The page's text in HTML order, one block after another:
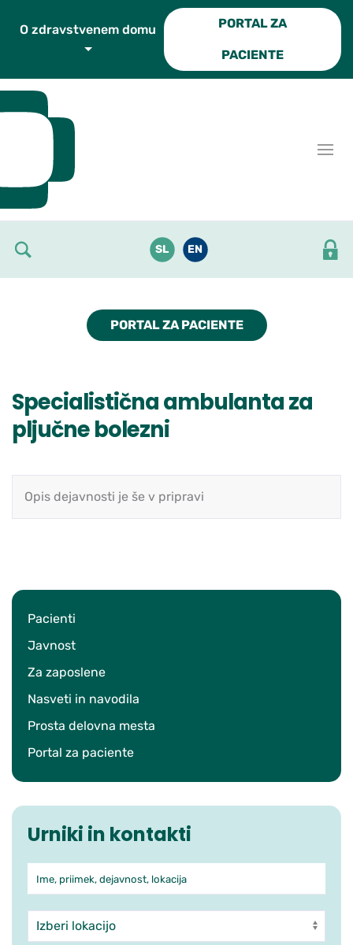
PORTAL ZA
PACIENTE
SL EN
PORTAL ZA PACIENTE
Pacienti
Javnost
Za zaposlene
Nasveti in navodila
Prosta delovna mesta
Portal za paciente
Urniki in kontakti
Iskanje po ambulantah in
Ime, priimek, dejavnost, lokacija
Enota
Specialistična ambulanta za
pljučne bolezni
Opis dejavnosti je še v pripravi